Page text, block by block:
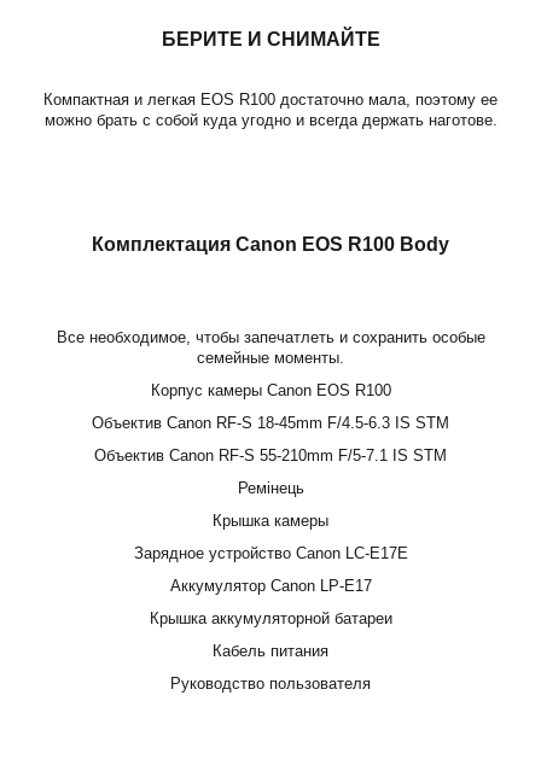
БЕРИТЕ И СНИМАЙТЕ
Компактная и легкая EOS R100 достаточно мала, поэтому ее
можно брать с собой куда угодно и всегда держать наготове.
Комплектация Canon EOS R100 Body
Все необходимое, чтобы запечатлеть и сохранить особые
семейные моменты.
Корпус камеры Canon EOS R100
Объектив Canon RF-S 18-45mm F/4.5-6.3 IS STM
Объектив Canon RF-S 55-210mm F/5-7.1 IS STM
Ремінець
Крышка камеры
Зарядное устройство Canon LC-E17E
Аккумулятор Canon LP-E17
Крышка аккумуляторной батареи
Кабель питания
Руководство пользователя